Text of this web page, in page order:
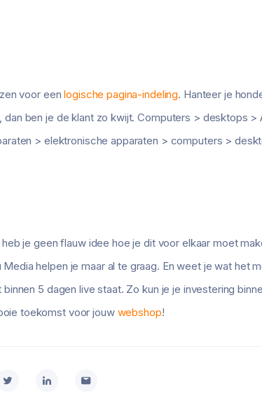
voor eenlogische pagina-indeling. Hanteer je
ben je de klant zo kwijt. Computers > desktops >
> elektronische apparaten > computers >
je geen flauw idee hoe je dit voor elkaar moet
helpen je maar al te graag. En weet je wat het
5 dagen live staat. Zo kun je je investering
toekomst voor jouw webshop!